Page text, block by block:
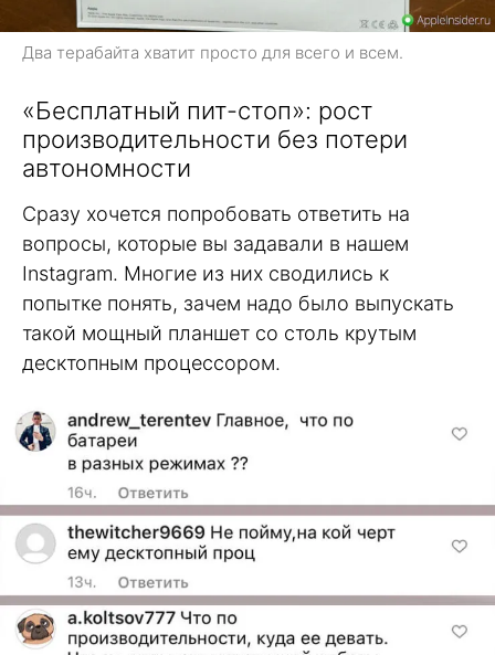
Два терабайта хватит просто для всего и всем.
«Бесплатный пит-стоп»: рост
производительности без потери
автономности
Сразу хочется попробовать ответить на
вопросы, которые вы задавали в нашем
Instagram. Многие из них сводились к
попытке понять, зачем надо было выпускать
такой мощный планшет со столь крутым
десктопным процессором.